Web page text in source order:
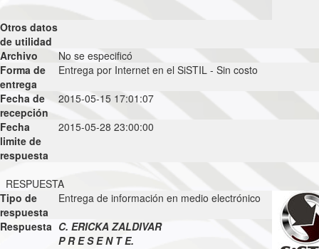
Otros datos
de utilidad
Archivo
No se especificó
Forma de
entrega
Entrega por Internet en el SiSTIL - Sin costo
Fecha de
recepción
2015-05-15 17:01:07
Fecha
limite de
respuesta
2015-05-28 23:00:00
RESPUESTA
Tipo de
respuesta
Entrega de información en medio electrónico
Respuesta C. ERICKA ZALDIVAR
P R E S E N T E.